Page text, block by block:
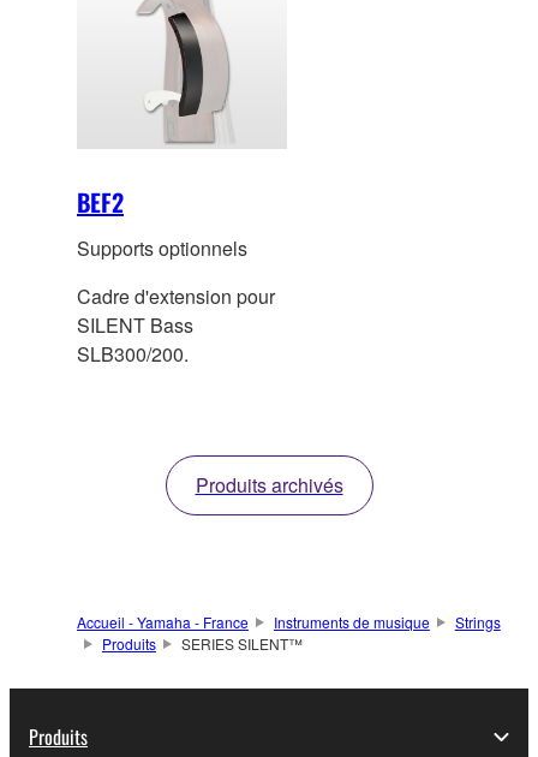
BEF2
Supports optionnels
Cadre d'extension pour
SILENT Bass
SLB300/200.
Produits archivés
Accueil - Yamaha - France Instruments de musique
Strings
Produits
SERIES SILENT™
Produits